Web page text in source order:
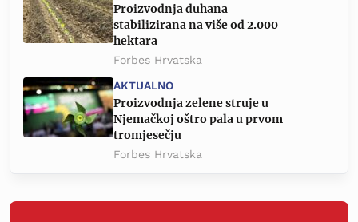
Proizvodnja duhana
stabilizirana na više od 2.000
hektara
Forbes Hrvatska
AKTUALNO
Proizvodnja zelene struje u
Njemačkoj oštro pala u prvom
tromjesečju
Forbes Hrvatska